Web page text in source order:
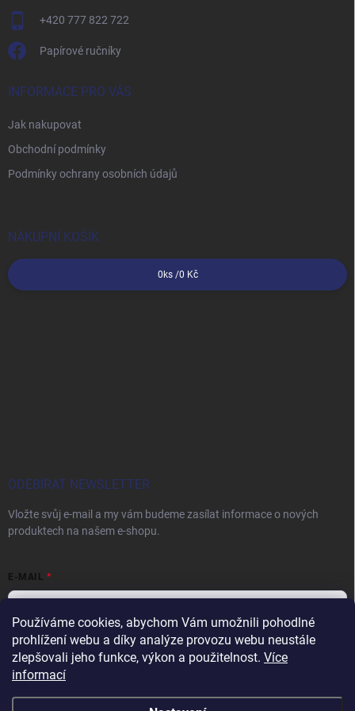
Používáme cookies, abychom Vám umožnili pohodlné
prohlížení webu a díky analýze provozu webu neustále
zlepšovali jeho funkce, výkon a použitelnost. Více
informací
+420 777 822 722
Papírové ručníky
INFORMACE PRO VÁS
Jak nakupovat
Obchodní podmínky
Podmínky ochrany osobních údajů
NÁKUPNÍ KOŠÍK
0 ks /0 Kč
ODEBÍRAT NEWSLETTER
Vložte svůj e-mail a my vám budeme zasílat informace o nových
produktech na našem e-shopu.
E-MAIL
Vložením e-mailu souhlasíte spodmínkami ochrany osobních údajů
Přihlásit se